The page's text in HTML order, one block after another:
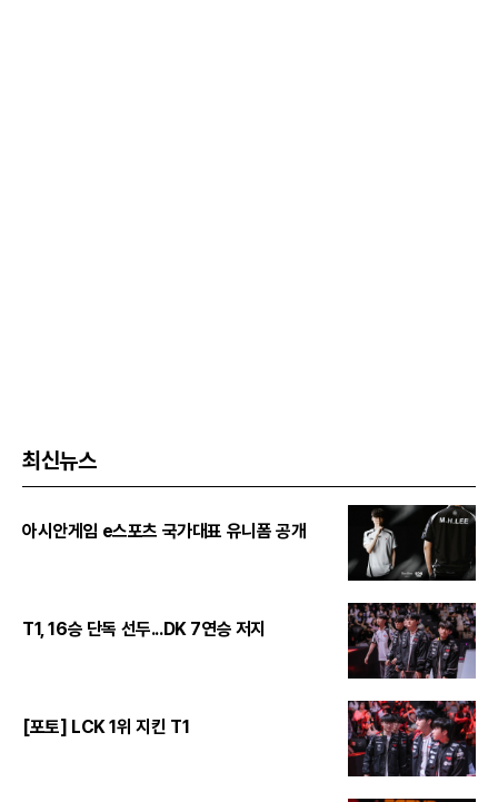
최신뉴스
아시안게임 e스포츠 국가대표 유니폼 공개
T1, 16승 단독 선두...DK 7연승 저지
[포토] LCK 1위 지킨 T1